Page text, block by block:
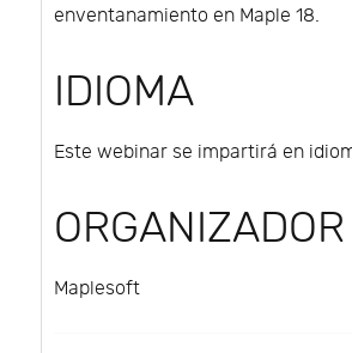
enventanamiento en Maple 18.
IDIOMA
Este webinar se impartirá en
ORGANIZADOR
Maplesoft